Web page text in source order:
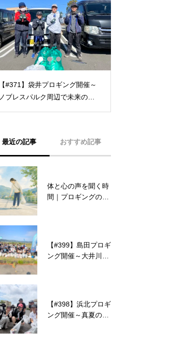
【#357】スターバックス磐田見
付店 磐田プロギング&草ギング開
最近の記事 おすすめ記事
体と心の声を聞く時
間｜プロギングの精
【#399】島田プロギ
ング開催～大井川大
【#398】浜北プロギ
ング開催～真夏の熱
【受賞報告】浜松
Well-Beingアワード
【#368】アミューズ
豊田で磐田プロギン
【#360】年内最後の
下田プロギング開